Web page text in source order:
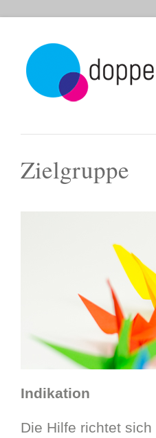
Zielgruppe
Indikation
Die Hilfe richtet